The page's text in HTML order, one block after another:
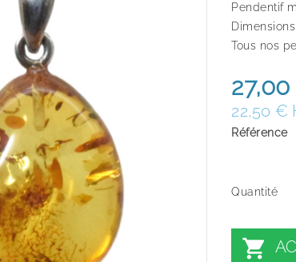
Pendentif
Tous nos
22,50 €
Référence
Quantité
